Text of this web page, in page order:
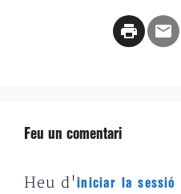
Feu un comentari
Heu d'iniciar la sessió